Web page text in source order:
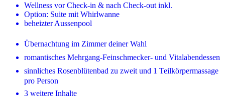
Wellness vor Check-in & nach Check-out inkl.
Option: Suite mit Whirlwanne
beheizter Aussenpool
Übernachtung im Zimmer deiner Wahl
romantisches Mehrgang-Feinschmecker- und Vitalabendessen
sinnliches Rosenblütenbad zu zweit und 1 Teilkörpermassage
pro Person
3 weitere Inhalte